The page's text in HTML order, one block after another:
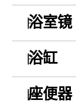
浴室镜
浴缸
座便器